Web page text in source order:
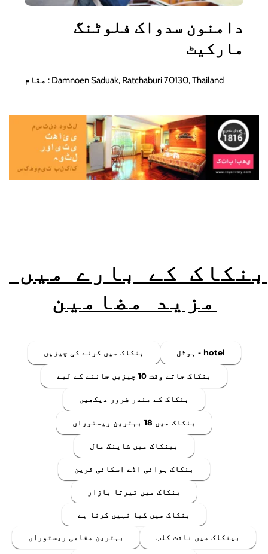
مارکیٹ
مقام : Damnoen Saduak, Ratchaburi 70130, Thailand
بنکاک کے بارے میں
مزید مضامین
بنکاک میں کرنے کی چیزیں ہوٹل - hotel
بنکاک جاتے وقت 10 چیزیں جاننے کے لیے
بنکاک کے مندر ضرور دیکھیں
بنکاک میں 18 بہترین ریستوراں
بینکاک میں شاپنگ مال
بنکاک ہوائی اڈے اسکائی ٹرین
بنکاک میں تیرتا بازار
بنکاک میں کیا نہیں کرنا ہے
بہترین مقامی ریستوراں بینکاک میں نائٹ کلب